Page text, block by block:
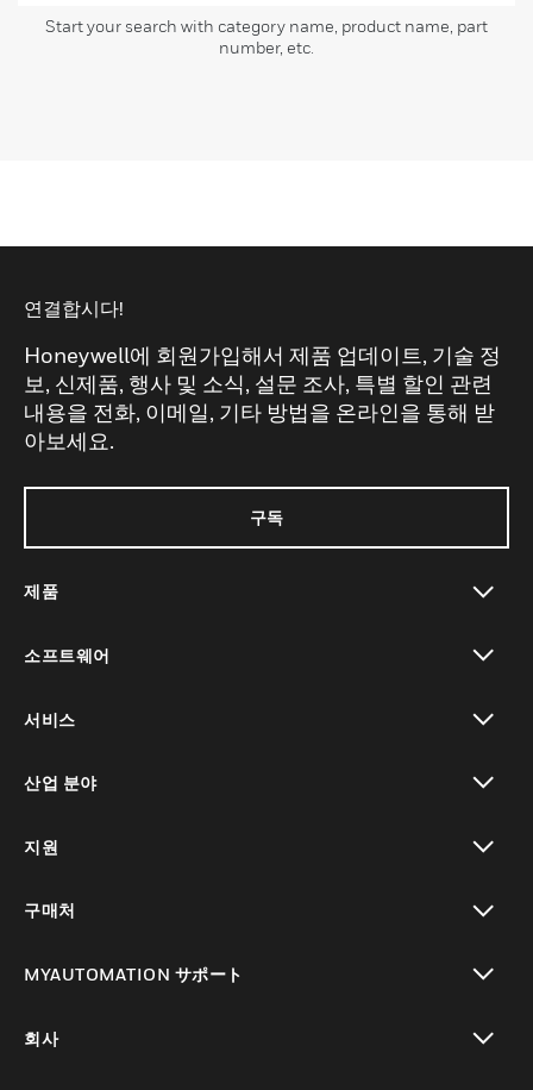
Start your search with category name, product name, part
number, etc.
연결합시다!
Honeywell에 회원가입해서 제품 업데이트, 기술 정
보, 신제품, 행사 및 소식, 설문 조사, 특별 할인 관련
내용을 전화, 이메일, 기타 방법을 온라인을 통해 받
아보세요.
구독
제품
소프트웨어
서비스
산업 분야
지원
구매처
MYAUTOMATION サポート
회사